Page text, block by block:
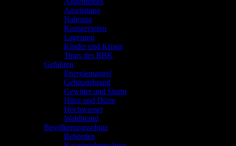
Ausrüstung
Nahrung
Konservieren
Lagerung
Kinder und Krisen
Tipps des BBK
Gefahren
Energiemangel
Gebäudebrand
Gewitter und Sturm
Hitze und Dürre
Hochwasser
Waldbrand
Bevölkerungsschutz
Behörden